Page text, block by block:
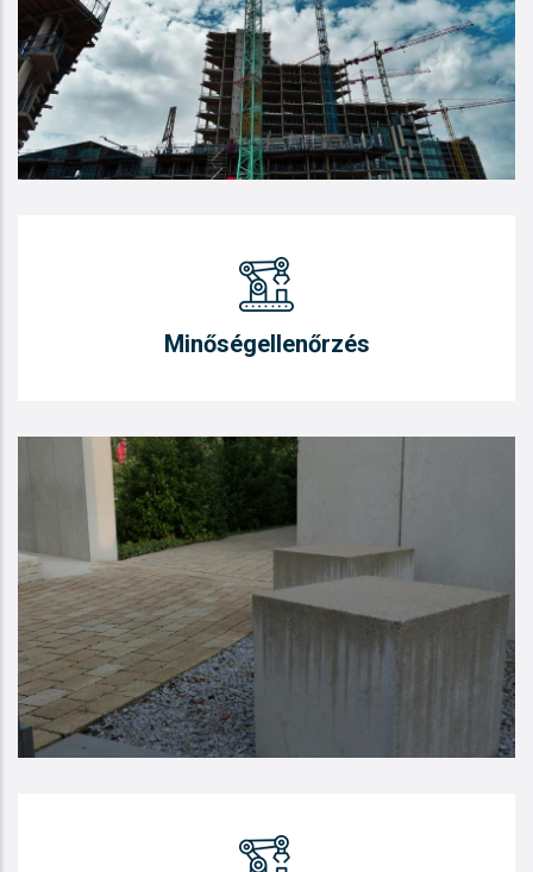
Minőségellenőrzés